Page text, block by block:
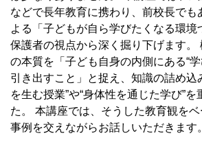
などで長年教育に携わり、前校長でも
よる「子どもが自ら学びたくなる環境
保護者の視点から深く掘り下げます。
の本質を「子ども自身の内側にある“
引き出すこと」と捉え、知識の詰め込
を生む授業”や“身体性を通じた学び”
た。 本講座では、そうした教育観を
事例を交えながらお話しいただきます。